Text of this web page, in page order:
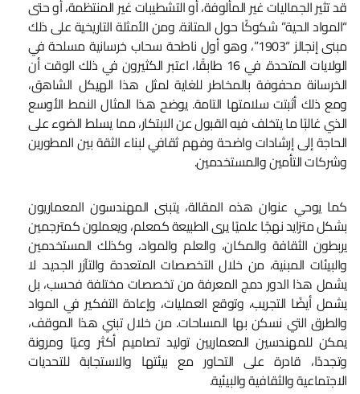
قد تثير الجماليات غير المألوفة، أو التشطيبات غير المنتظمة، أو حتى
“المواد الحية” شكوكًا حول المتانة. ومن الأمثلة التاريخية على ذلك
مبنى إنجالز “1903”، وهو أول ناطحة سحاب خرسانية مسلحة في
الولايات المتحدة. في 16 طابقًا، اعتبر الكثيرون في ذلك الوقت أن
الخرسانة محفوفة بالمخاطر للغاية لمثل هذا الهيكل الشاهق،
ومع ذلك أثبتت سلامتها التامة. يوضح هذا المثال النمط الأوسع
الذي غالبًا ما يتخلف فيه القبول عن الابتكار، مما يسلط الضوء على
الحاجة إلى إرشادات واضحة وفهم ثقافي لبناء الثقة بين المطورين
وشركات التأمين والمستخدمين.
كما يوحي عنوان هذه المقالة، يتبنى المهندسون المعماريون
بشكل متزايد نهجًا علميًا يرى الطبيعة كمعلم، ويعملون كمترجمين
يربطون الثقافة والمكان، والعلم والمواد، وكذلك المستخدمين
والبيئات المبنية، من خلال التخصصات المتعددة والتآزر الجديد. لا
يشمل هذا الدور دمج المعرفة من تخصصات مختلفة فحسب، بل
يشمل أيضًا التجريب، وتوقع العمليات، وإعادة التفكير في المواد
والطرق التي نسكن بها المساحات. من خلال تبني هذا الموقف،
يمكن للمهندسين المعماريين توليد تصاميم أكثر وعيًا ومرونة
وتجددًا، قادرة على التحاور مع بيئتها والاستجابة للتحديات
الاجتماعية والثقافية والبيئية.